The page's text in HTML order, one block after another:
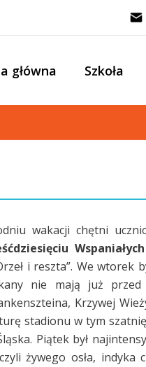
główna Szkoła
wakacji chętni
Wspaniałych
i reszta”. We wtorek
nie mają już przed
Krzywej
stadionu w tym
Piątek był
żywego osła, indyka